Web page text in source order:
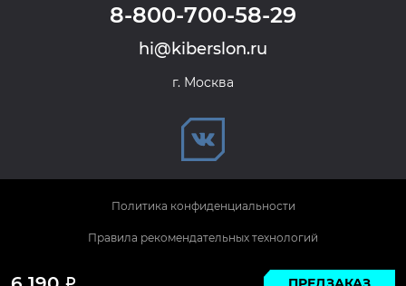
Р
8-800-700-58-29
hi@kiberslon.ru
г. Москва
© 2026 KIBERSLON. Все права защищены.
Политика конфиденциальности
Правила рекомендательных технологий